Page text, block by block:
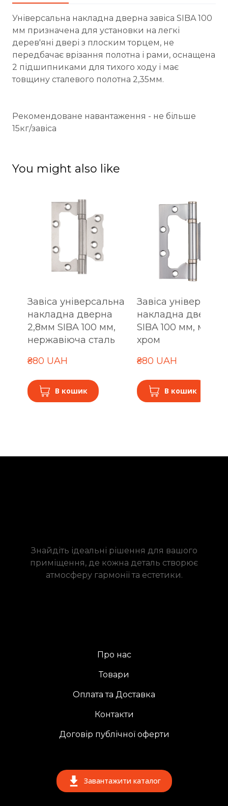
Універсальна накладна дверна завіса SIBA 100
мм призначена для установки на легкі
дерев'яні двері з плоским торцем, не
передбачає врізання полотна і рами, оснащена
2 підшипниками для тихого ходу і має
товщину сталевого полотна 2,35мм.
Рекомендоване навантаження - не більше
15кг/завіса
You might also like
Завіса універсальна
накладна дверна
2,8мм SIBA 100 мм,
нержавіюча сталь
₴80 UAH
В кошик
Завіса
накладна дверна
SIBA 100 мм,
хром
₴80 UAH
В кошик
Знайдіть ідеальні рішення для вашого
приміщення, де кожна деталь створює
атмосферу гармонії та естетики.
Про нас
Товари
Оплата та Доставка
Контакти
Договір публічної оферти
Завантажити каталог